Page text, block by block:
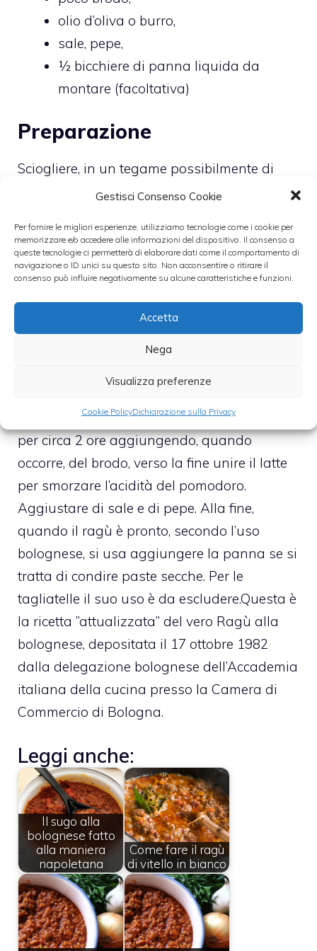
Gestisci Consenso Cookie
Per fornire le migliori esperienze, utilizziamo tecnologie come i cookie per
memorizzare e/o accedere alle informazioni del dispositivo. Il consenso a
queste tecnologie ci permetterà di elaborare dati come il comportamento di
navigazione o ID unici su questo sito. Non acconsentire o ritirare il
consenso può influire negativamente su alcune caratteristiche e funzioni.
Accetta
Nega
Visualizza preferenze
Cookie PolicyDichiarazione sulla Privacy
olio d’oliva o burro,
sale, pepe,
½ bicchiere di panna liquida da
montare (facoltativa)
Preparazione
Sciogliere, in un tegame possibilmente di
terracotta o di alluminio spesso, di circa 20
tritata fine con la mezzaluna. Unire 3
cucchiai d’olio o 50 g di burro e gli odori
tritati fini e far appassire dolcemente. Unire
la carne macinata e mescolare bene con un
mestolo facendola rosolare finché non
“sfrigola”. Bagnare con il vino e mescolare
o i pelati, coprire e far sobbollire lentamente
per circa 2 ore aggiungendo, quando
occorre, del brodo, verso la fine unire il latte
per smorzare l’acidità del pomodoro.
Aggiustare di sale e di pepe. Alla fine,
quando il ragù è pronto, secondo l’uso
bolognese, si usa aggiungere la panna se si
tratta di condire paste secche. Per le
tagliatelle il suo uso è da escludere.Questa è
la ricetta ”attualizzata” del vero Ragù alla
bolognese, depositata il 17 ottobre 1982
dalla delegazione bolognese dell’Accademia
italiana della cucina presso la Camera di
Commercio di Bologna.
Leggi anche:
Il sugo alla
bolognese fatto
alla maniera
napoletana
Come fare il ragù
di vitello in bianco